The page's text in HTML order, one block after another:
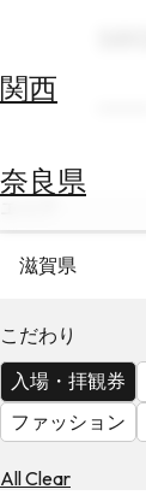
関西
奈良県
ホ
す
替
を
調
べ
天
滋賀県
こだわり
入場・拝観券
ファッション
All Clear